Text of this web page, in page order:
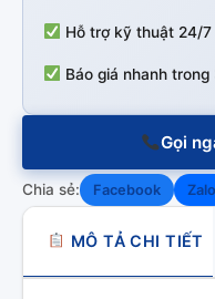
Hỗ trợ kỹ thuật 24/7
Báo giá nhanh
Gọi
Chia sẻ: Facebook Zalo
MÔ TẢ CHI TIẾT